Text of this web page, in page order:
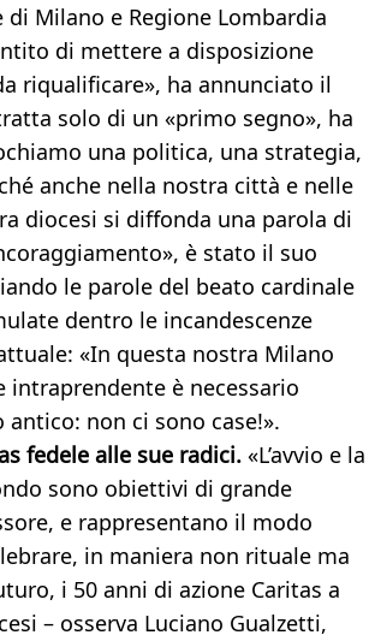
di Milano e Regione Lombardia
di mettere a disposizione
riqualificare», ha annunciato il
solo di un «primo segno», ha
una politica, una strategia,
anche nella nostra città e nelle
diocesi si diffonda una parola di
è stato il suo
le parole del beato cardinale
dentro le incandescenze
«In questa nostra Milano
intraprendente è necessario
non ci sono case!».
fedele alle sue radici. «L’avvio e la
sono obiettivi di grande
e rappresentano il modo
in maniera non rituale ma
i 50 anni di azione Caritas a
– osserva Luciano Gualzetti,